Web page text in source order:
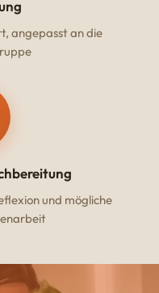
angepasst an die
und mögliche